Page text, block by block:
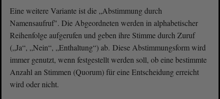
Eine weitere Variante ist die „Abstimmung durch
Namensaufruf". Die Abgeordneten werden in alphabetischer
Reihenfolge aufgerufen und geben ihre Stimme durch Zuruf
(„Ja“, „Nein“, „Enthaltung“) ab. Diese Abstimmungsform wird
immer genutzt, wenn festgestellt werden soll, ob eine bestimmte
Anzahl an Stimmen (Quorum) für eine Entscheidung erreicht
wird oder nicht.